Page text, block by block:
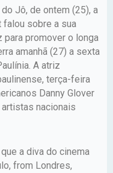
Jô, de ontem (25), a
sobre a sua
promover o longa
amanhã (27) a sexta
A atriz
terça-feira
Danny Glover
nacionais
a diva do cinema
from Londres,